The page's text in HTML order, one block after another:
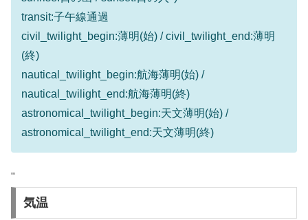
transit:子午線通過
civil_twilight_begin:薄明(始) / civil_twilight_end:薄明
(終)
nautical_twilight_begin:航海薄明(始) /
nautical_twilight_end:航海薄明(終)
astronomical_twilight_begin:天文薄明(始) /
astronomical_twilight_end:天文薄明(終)
"
気温